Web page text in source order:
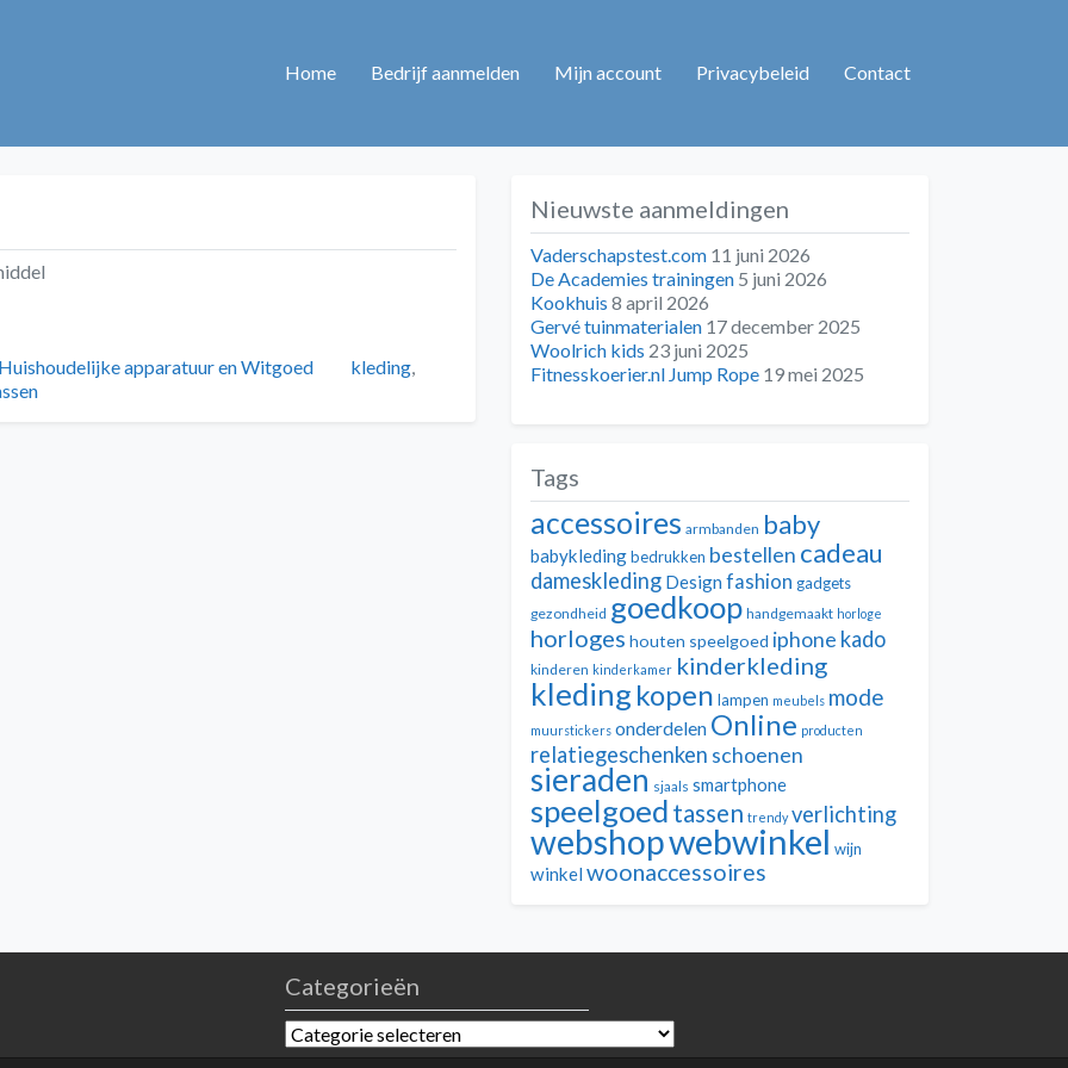
Home Bedrijf aanmelden Mijn account Privacybeleid Contact
Categorieën
Huishoudelijke apparatuur en Witgoed Tags
kleding
Nieuwste aanmeldingen
Vaderschapstest.com 11 juni 2026
De Academies trainingen 5 juni 2026
Kookhuis 8 april 2026
Gervé tuinmaterialen 17 december 2025
Woolrich kids 23 juni 2025
Fitnesskoerier.nl Jump Rope 19 mei 2025
Tags
accessoires armbanden baby
babykledingbedrukken bestellen cadeau
dameskleding Design fashion gadgets
gezondheid goedkoop handgemaakt horloge
horloges houten speelgoed iphone kado
kinderen kinderkamer kinderkleding
kleding kopen lampen meubels mode
muurstickers onderdelen Online producten
relatiegeschenken schoenen
sieraden sjaals smartphone
speelgoed tassen trendy verlichting
webshopwebwinkel wijn
winkelwoonaccessoires
Categorieën
Categorieën